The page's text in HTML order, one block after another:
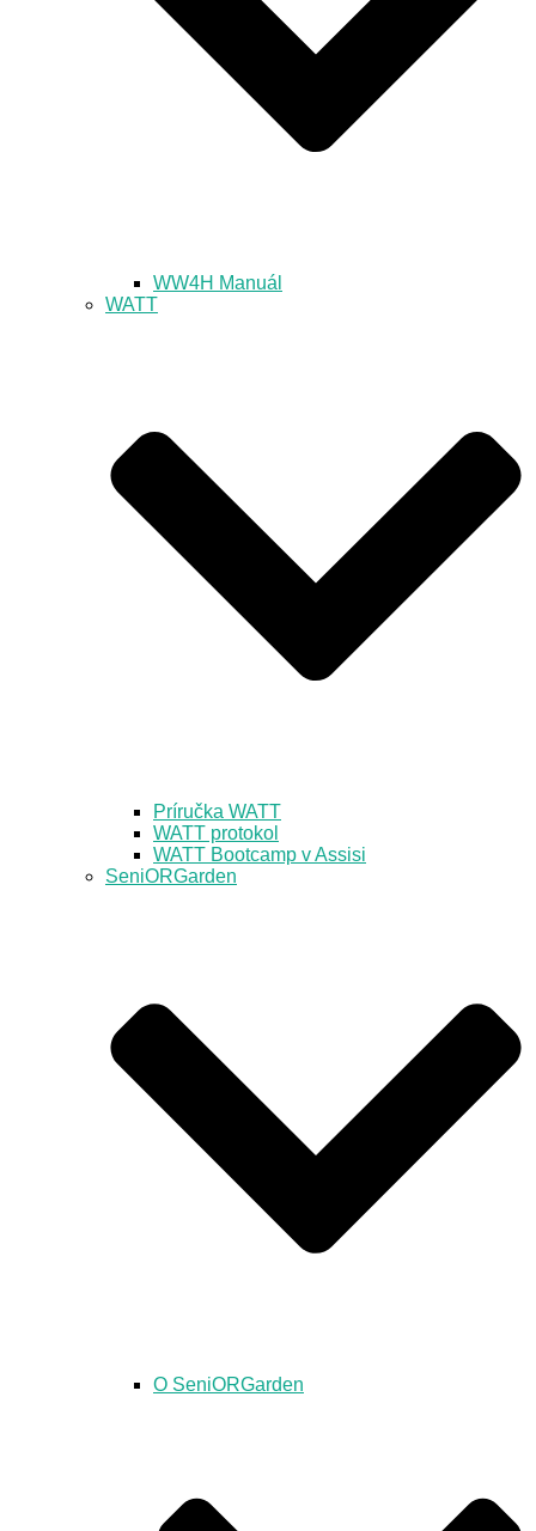
WW4H Manuál
WATT
Príručka WATT
WATT protokol
WATT Bootcamp v Assisi
SeniORGarden
O SeniORGarden